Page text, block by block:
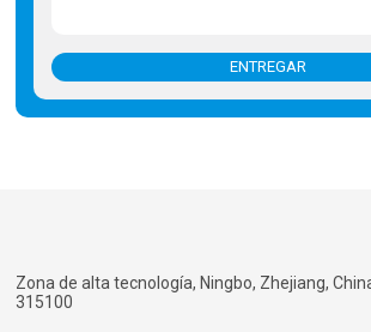
ENTREGAR
Zona de alta tecnología, Ningbo, Zhejiang,
315100